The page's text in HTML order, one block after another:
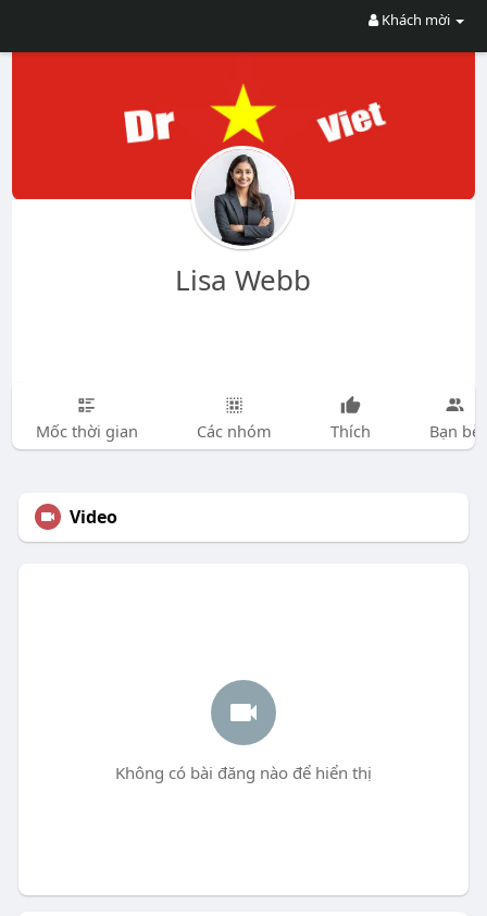
Khách mời
Lisa Webb
Mốc thời gian Các nhóm Thích Bạn bè
Video
Không có bài đăng nào để hiển thị